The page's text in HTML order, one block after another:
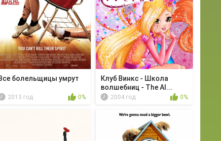
болельщицы умрут
2013 год 0%
Клуб Винкс - Школа
волшебниц - The Al...
2004 год 0%